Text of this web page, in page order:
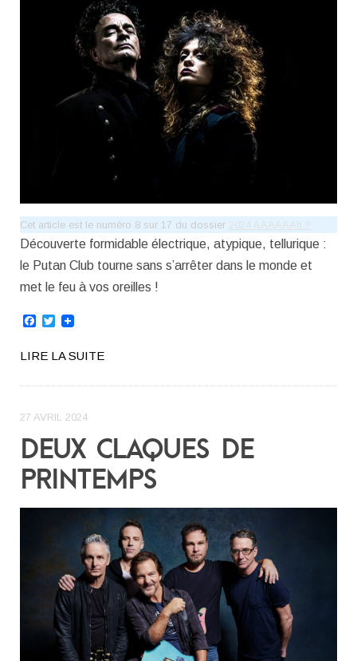
Cet article est le numéro 8 sur 17 du dossier 2024 AAAAAAh !!
Découverte formidable électrique, atypique, tellurique :
le Putan Club tourne sans s’arrêter dans le monde et
met le feu à vos oreilles !
Facebook
Twitter
LIRE LA SUITE
27 AVRIL 2024
DEUX CLAQUES DE
PRINTEMPS